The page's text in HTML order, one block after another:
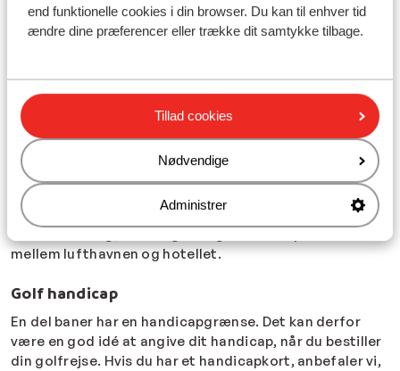
end funktionelle cookies i din browser. Du kan til enhver tid
ændre dine præferencer eller trække dit samtykke tilbage.
Tillad cookies
Nødvendige
Administrer
kontakte os.
Vil du gerne have din egen golfbag med, når du tager på
golfferie? Golfbags anses somspecialbagage, og du vil
derfor opleve, at flyselskaberne opkræver et ekstra
tillæg for disse. Beløbet kan variere alt efter, hvor du
bestiller din rejse, så det kan være en god idé at forhøre
dig hos det valgte selskab, inden du booker din rejse.
Golfbags må højst veje 15 kg og må kun indeholde
golfkøller og golfbolde. Der kan ligeledes kræves
mellem lufthavnen og hotellet.
Golf handicap
En del baner har en handicapgrænse. Det kan derfor
være en god idé at angive dit handicap, når du bestiller
din golfrejse. Hvis du har et handicapkort, anbefaler vi,